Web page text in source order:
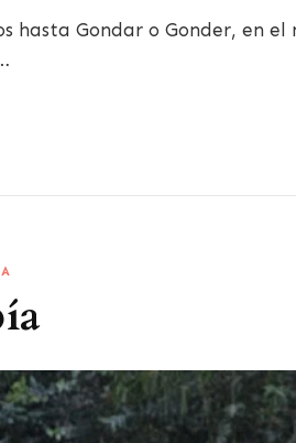
hasta Gondar o Gonder, en el